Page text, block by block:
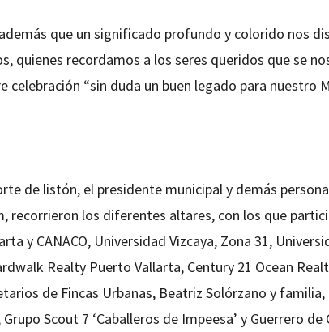
que un significado profundo y colorido nos
quienes recordamos a los seres queridos que se
celebración “sin duda un buen legado para nuestro
de listón, el presidente municipal y demás
recorrieron los diferentes altares, con los que
y CANACO, Universidad Vizcaya, Zona 31,
Realty Puerto Vallarta, Century 21 Ocean
de Fincas Urbanas, Beatriz Solórzano y
Scout 7 ‘Caballeros de Impeesa’ y Guerrero de